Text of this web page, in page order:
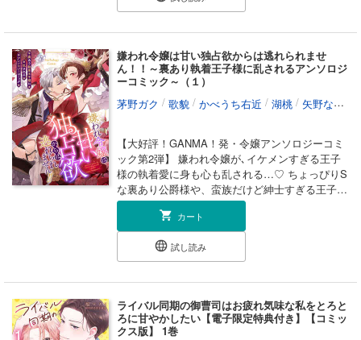
は「一目惚れだ」と微笑むばかりで、本当の理由
を教えてくれない。そして迎えた初夜で明かされ
と、彼女だけに向けられる甘く激しい執着心だっ
た。 DAIMARU三世 「元教え子の淫らな求愛
に溺れて～愛しいあなたを独り占め～」 教え子
のレオンと舞踏会で再会したクラリス。幼い頃の
――。
れ……ってあれ？いつの間にか手が際どいところ
に!? 抵抗できないまま身体中を揉まれ、弾かれ、
気がつけば敏感な場所がぐちゃぐちゃのとろとろ
に。 実は昔からお互い恋心を抱えているもの
の、未だ打ち明けられていない2人。 体とは裏腹
に気持ちはすれ違い…。 素直になれない関西男
女のマッサージから始まるラブストーリー。 コ
読めない限定漫画付き♪ ※本作は豆腐ピザ丸・粗
相による個人誌『関西弁男友達とぐちゃとろマッ
サージ1・2』の電子書籍版および『関西弁男友達
とぐちゃとろマッサージ act.1～act.8』を加筆修
正した内容となりますので、重複購入にお気をつ
けください
嫌われ令嬢は甘い独占欲からは逃れられませ
ん！！～裏あり執着王子様に乱されるアンソロジ
ーコミック～（１）
茅野ガク / 歌貌 / かべうち右近 / 湖桃 / 矢野ななほ
【大好評！GANMA！発・令嬢アンソロジーコミ
ック第2弾】 嫌われ令嬢が､イケメンすぎる王子
様の執着愛に身も心も乱される…♡ ちょっぴりS
な裏あり公爵様や、蛮族だけど紳士すぎる王子様
からの甘すぎる溺愛など、個性あふれるイケメン
王子様たちとのハッピーエンドお約束の4作品を
収録！ ＜収録作品＞カバーイラスト：RAHWIA
『寝取られ令嬢の誤算～腹いせのワンナイトに選
んだ相手がまさかの人でした～』原作：茅野ガク
／漫画：歌貌 『公爵様となるはやで既成事実を
作ります』原作:かべうち右近／作画:湖桃 『傷だ
らけの王子を救ったら「君が初恋だ」と重めの愛
を刻まれました』作：矢野ななほ 『せっかく
カート
試し読み
ライバル同期の御曹司はお疲れ気味な私をとろと
ろに甘やかしたい【電子限定特典付き】【コミッ
クス版】 1巻